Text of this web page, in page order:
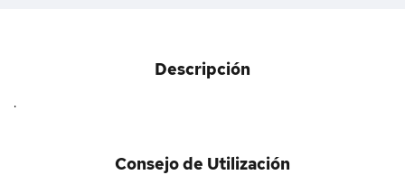
Descripción
.
Consejo de Utilización